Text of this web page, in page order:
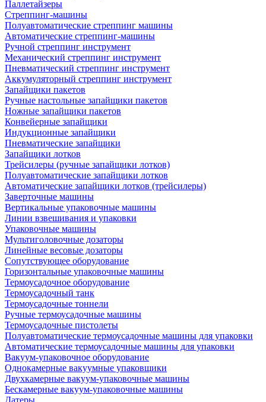
Паллетайзеры
Стреппинг-машины
Полуавтоматические стреппинг машины
Автоматические стреппинг-машины
Ручной стреппинг инструмент
Механический стреппинг инструмент
Пневматический стреппинг инструмент
Аккумуляторный стреппинг инструмент
Запайщики пакетов
Ручные настольные запайщики пакетов
Ножные запайщики пакетов
Конвейерные запайщики
Индукционные запайщики
Пневматические запайщики
Запайщики лотков
Трейсилеры (ручные запайщики лотков)
Полуавтоматические запайщики лотков
Автоматические запайщики лотков (трейсилеры)
Заверточные машины
Вертикальные упаковочные машины
Линии взвешивания и упаковки
Упаковочные машины
Мультиголовочные дозаторы
Линейные весовые дозаторы
Сопутствующее оборудование
Горизонтальные упаковочные машины
Термоусадочное оборудование
Термоусадочный танк
Термоусадочные тоннели
Ручные термоусадочные машины
Термоусадочные пистолеты
Полуавтоматические термоусадочные машины для упаковки
Автоматические термоусадочные машины для упаковки
Вакуум-упаковочное оборудование
Однокамерные вакуумные упаковщики
Двухкамерные вакуум-упаковочные машины
Бескамерные вакуум-упаковочные машины
Датеры